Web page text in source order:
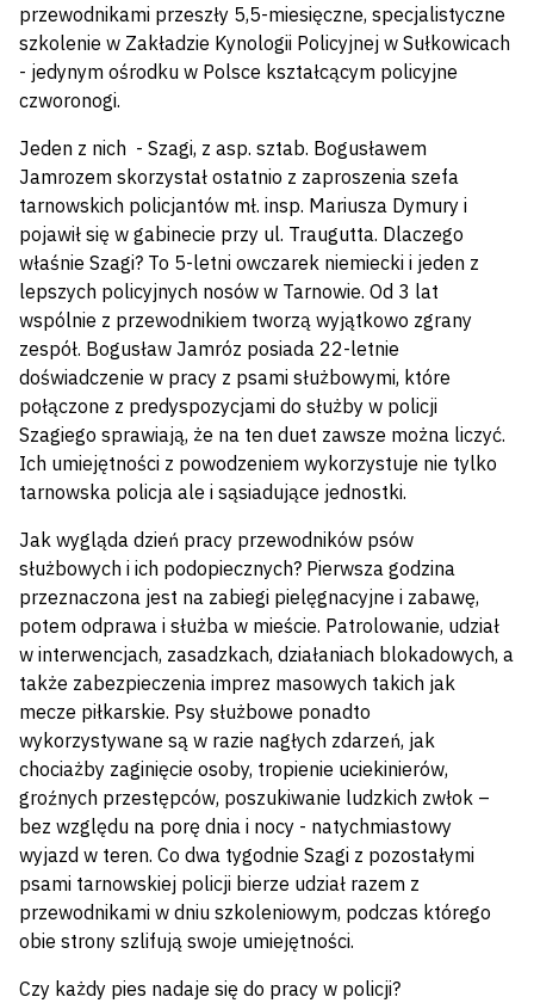
przewodnikami przeszły 5,5-miesięczne, specjalistyczne
szkolenie w Zakładzie Kynologii Policyjnej w Sułkowicach
- jedynym ośrodku w Polsce kształcącym policyjne
czworonogi.
Jeden z nich - Szagi, z asp. sztab. Bogusławem
Jamrozem skorzystał ostatnio z zaproszenia szefa
tarnowskich policjantów mł. insp. Mariusza Dymury i
pojawił się w gabinecie przy ul. Traugutta. Dlaczego
właśnie Szagi? To 5-letni owczarek niemiecki i jeden z
lepszych policyjnych nosów w Tarnowie. Od 3 lat
wspólnie z przewodnikiem tworzą wyjątkowo zgrany
zespół. Bogusław Jamróz posiada 22-letnie
doświadczenie w pracy z psami służbowymi, które
połączone z predyspozycjami do służby w policji
Szagiego sprawiają, że na ten duet zawsze można liczyć.
Ich umiejętności z powodzeniem wykorzystuje nie tylko
tarnowska policja ale i sąsiadujące jednostki.
Jak wygląda dzień pracy przewodników psów
służbowych i ich podopiecznych? Pierwsza godzina
przeznaczona jest na zabiegi pielęgnacyjne i zabawę,
potem odprawa i służba w mieście. Patrolowanie, udział
w interwencjach, zasadzkach, działaniach blokadowych, a
także zabezpieczenia imprez masowych takich jak
mecze piłkarskie. Psy służbowe ponadto
wykorzystywane są w razie nagłych zdarzeń, jak
chociażby zaginięcie osoby, tropienie uciekinierów,
groźnych przestępców, poszukiwanie ludzkich zwłok –
bez względu na porę dnia i nocy - natychmiastowy
wyjazd w teren. Co dwa tygodnie Szagi z pozostałymi
psami tarnowskiej policji bierze udział razem z
przewodnikami w dniu szkoleniowym, podczas którego
obie strony szlifują swoje umiejętności.
Czy każdy pies nadaje się do pracy w policji?